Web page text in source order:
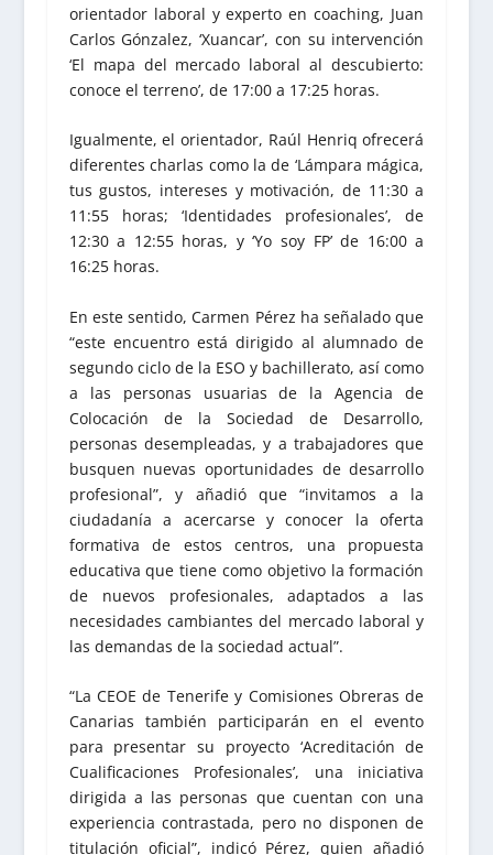
orientador laboral y experto en coaching, Juan
Carlos Gónzalez, ‘Xuancar’, con su intervención
‘El mapa del mercado laboral al descubierto:
conoce el terreno’, de 17:00 a 17:25 horas.
Igualmente, el orientador, Raúl Henriq ofrecerá
diferentes charlas como la de ‘Lámpara mágica,
tus gustos, intereses y motivación, de 11:30 a
11:55 horas; ‘Identidades profesionales’, de
12:30 a 12:55 horas, y ‘Yo soy FP’ de 16:00 a
16:25 horas.
En este sentido, Carmen Pérez ha señalado que
“este encuentro está dirigido al alumnado de
segundo ciclo de la ESO y bachillerato, así como
a las personas usuarias de la Agencia de
Colocación de la Sociedad de Desarrollo,
personas desempleadas, y a trabajadores que
busquen nuevas oportunidades de desarrollo
profesional”, y añadió que “invitamos a la
ciudadanía a acercarse y conocer la oferta
formativa de estos centros, una propuesta
educativa que tiene como objetivo la formación
de nuevos profesionales, adaptados a las
necesidades cambiantes del mercado laboral y
las demandas de la sociedad actual”.
“La CEOE de Tenerife y Comisiones Obreras de
Canarias también participarán en el evento
para presentar su proyecto ‘Acreditación de
Cualificaciones Profesionales’, una iniciativa
dirigida a las personas que cuentan con una
experiencia contrastada, pero no disponen de
titulación oficial”, indicó Pérez, quien añadió